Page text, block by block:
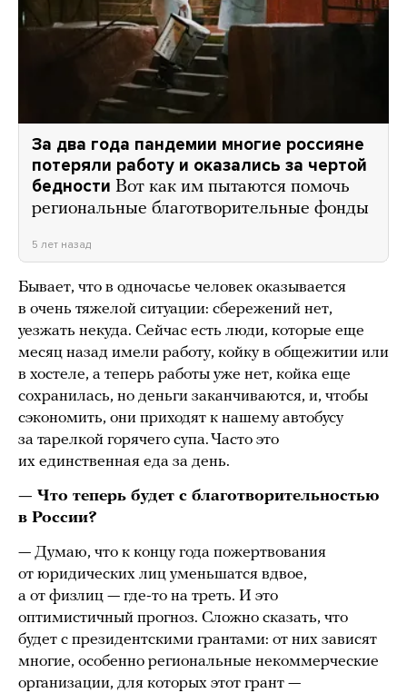
За два года пандемии многие россияне
потеряли работу и оказались за чертой
бедности Вот как им пытаются помочь
региональные благотворительные фонды
5 лет назад
Бывает, что в одночасье человек оказывается
в очень тяжелой ситуации: сбережений нет,
уезжать некуда. Сейчас есть люди, которые еще
месяц назад имели работу, койку в общежитии или
в хостеле, а теперь работы уже нет, койка еще
сохранилась, но деньги заканчиваются, и, чтобы
сэкономить, они приходят к нашему автобусу
за тарелкой горячего супа. Часто это
их единственная еда за день.
— Что теперь будет с благотворительностью
в России?
— Думаю, что к концу года пожертвования
от юридических лиц уменьшатся вдвое,
а от физлиц — где-то на треть. И это
оптимистичный прогноз. Сложно сказать, что
будет с президентскими грантами: от них зависят
многие, особенно региональные некоммерческие
организации, для которых этот грант —